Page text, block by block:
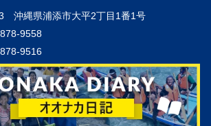
沖縄県浦添市大平2丁目1番1号
9558
9516